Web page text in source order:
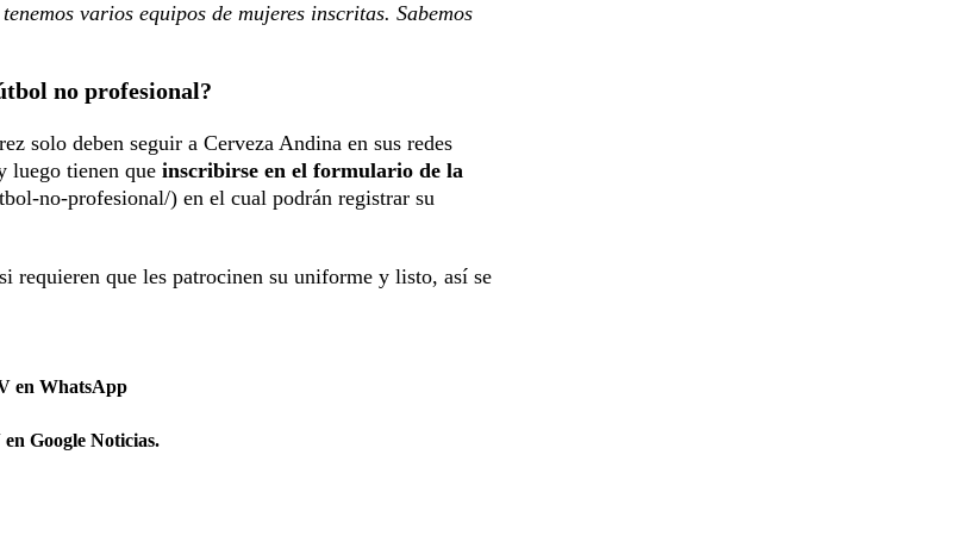
varios equipos de mujeres inscritas. Sabemos
no profesional?
solo deben seguir a Cerveza Andina en sus redes
luego tienen que inscribirse en el formulario de la
no-profesional/) en el cual podrán registrar su
requieren que les patrocinen su uniforme y listo, así se
en WhatsApp
Google Noticias.